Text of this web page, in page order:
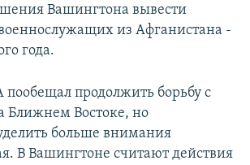
Вашингтона вывести
из Афганистана -
года.
продолжить борьбу с
Ближнем Востоке, но
больше внимания
В Вашингтоне считают действия